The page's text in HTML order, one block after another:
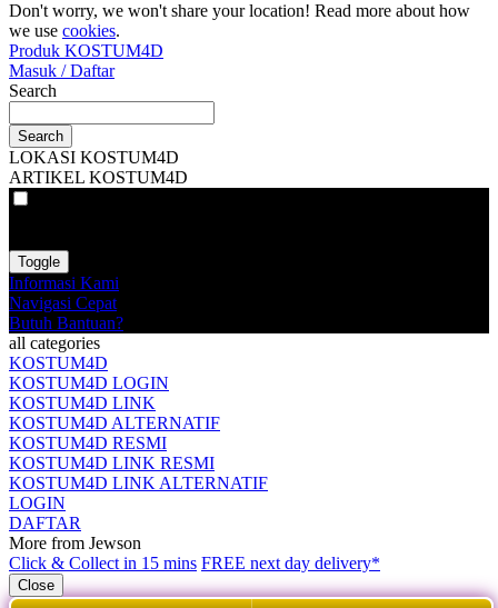
Don't worry, we won't share your location! Read more about how
we use cookies.
Produk KOSTUM4D
Masuk / Daftar
Search
Search
LOKASI KOSTUM4D
ARTIKEL KOSTUM4D
Toggle
Informasi Kami
Navigasi Cepat
Butuh Bantuan?
all categories
KOSTUM4D
KOSTUM4D LOGIN
KOSTUM4D LINK
KOSTUM4D ALTERNATIF
KOSTUM4D RESMI
KOSTUM4D LINK RESMI
KOSTUM4D LINK ALTERNATIF
LOGIN
DAFTAR
More from Jewson
Click & Collect in 15 mins FREE next day delivery*
Close